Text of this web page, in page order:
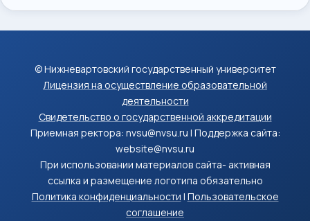
© Нижневартовский государственный университет
Лицензия на осуществление образовательной
деятельности
Свидетельство о государственной аккредитации
Приемная ректора: nvsu@nvsu.ru | Поддержка сайта:
website@nvsu.ru
При использовании материалов сайта- активная
ссылка и размещение логотипа обязательно
Политика конфиденциальности | Пользовательское
соглашение